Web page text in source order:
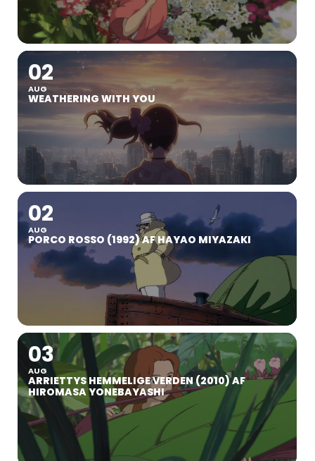
02
AUG
WEATHERING WITH YOU
02
AUG
PORCO ROSSO (1992) AF HAYAO MIYAZAKI
03
AUG
ARRIETTYS HEMMELIGE VERDEN (2010) AF
HIROMASA YONEBAYASHI